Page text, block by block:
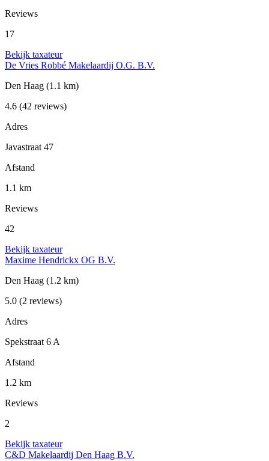
Reviews
17
Bekijk taxateur
De Vries Robbé Makelaardij O.G. B.V.
Den Haag (1.1 km)
4.6 (42 reviews)
Adres
Javastraat 47
Afstand
1.1 km
Reviews
42
Bekijk taxateur
Maxime Hendrickx OG B.V.
Den Haag (1.2 km)
5.0 (2 reviews)
Adres
Spekstraat 6 A
Afstand
1.2 km
Reviews
2
Bekijk taxateur
C&D Makelaardij Den Haag B.V.